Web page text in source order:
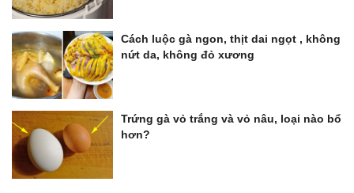
Cách luộc gà ngon, thịt dai ngọt , không
nứt da, không đỏ xương
Trứng gà vỏ trắng và vỏ nâu, loại nào bổ
hơn?